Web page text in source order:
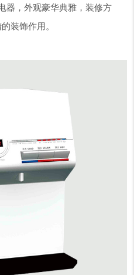
器，外观豪华典雅，装修方
装饰作用。